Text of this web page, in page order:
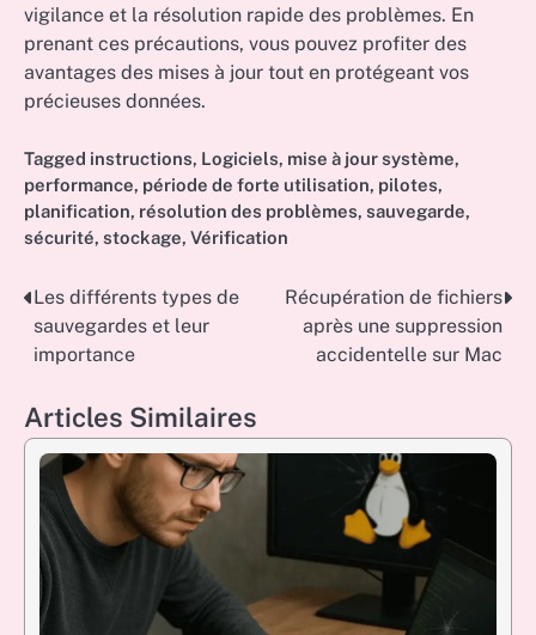
vigilance et la résolution rapide des problèmes. En
prenant ces précautions, vous pouvez profiter des
avantages des mises à jour tout en protégeant vos
précieuses données.
Tagged instructions, Logiciels, mise à jour système,
performance, période de forte utilisation, pilotes,
planification, résolution des problèmes, sauvegarde,
sécurité, stockage, Vérification
Post
navigation
Les différents types de
sauvegardes et leur
importance
Récupération de fichiers
après une suppression
accidentelle sur Mac
Articles Similaires